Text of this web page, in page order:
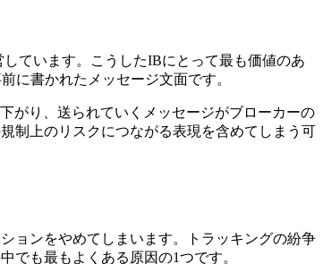
ています。こうしたIBにとって最も価値のあ
に書かれたメッセージ文面です。
がり、送られていくメッセージがブローカーの
制上のリスクにつながる表現を含めてしまう可
ョンをやめてしまいます。トラッキングの紛争
も最もよくある原因の1つです。